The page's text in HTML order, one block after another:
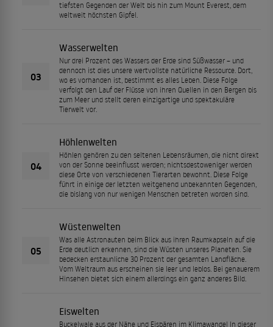
tiefsten Gegenden der Welt bis hin zum Mount Everest, dem
weltweit höchsten Gipfel.
03
Wasserwelten
Nur drei Prozent des Wassers der Erde sind Süßwasser – und
dennoch ist dies unsere wertvollste natürliche Ressource. Dort,
wo es vorhanden ist, bestimmt es alles Leben. Diese Folge
verfolgt den Lauf der Flüsse von ihren Quellen in den Bergen bis
zum Meer und stellt deren einzigartige und spektakuläre
Tierwelt vor.
04
Höhlenwelten
Höhlen gehören zu den seltenen Lebensräumen, die nicht direkt
von der Sonne beeinflusst werden; nichtsdestoweniger werden
diese Orte von verschiedenen Tierarten bewohnt. Diese Folge
führt in einige der letzten weitgehend unbekannten Gegenden,
die bislang von nur wenigen Menschen betreten worden sind.
05
Wüstenwelten
Was alle Astronauten beim Blick aus ihren Raumkapseln auf die
Erde deutlich erkennen, sind die Wüsten unseres Planeten. Sie
bedecken erstaunliche 30 Prozent der gesamten Landfläche.
Vom Weltraum aus erscheinen sie leer und leblos. Bei genauerem
Hinsehen bietet sich einem allerdings ein ganz anderes Bild.
Eiswelten
Buckelwale aus der Nähe und Eisbären im Klimawandel In dieser